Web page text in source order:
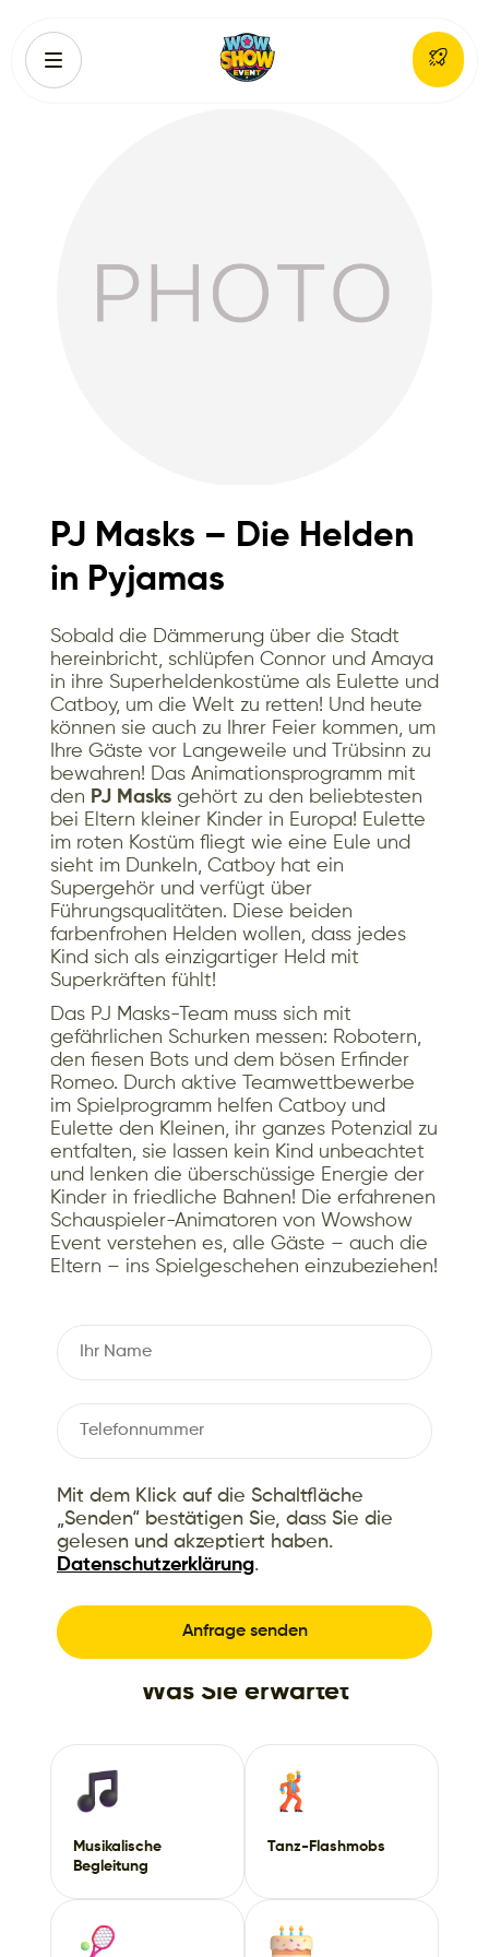
PJ Masks – Die Helden
in Pyjamas
Sobald die Dämmerung über die Stadt
hereinbricht, schlüpfen Connor und Amaya
in ihre Superheldenkostüme als Eulette und
Catboy, um die Welt zu retten! Und heute
können sie auch zu Ihrer Feier kommen, um
Ihre Gäste vor Langeweile und Trübsinn zu
bewahren! Das Animationsprogramm mit
den PJ Masks gehört zu den beliebtesten
bei Eltern kleiner Kinder in Europa! Eulette
im roten Kostüm fliegt wie eine Eule und
sieht im Dunkeln, Catboy hat ein
Supergehör und verfügt über
Führungsqualitäten. Diese beiden
farbenfrohen Helden wollen, dass jedes
Kind sich als einzigartiger Held mit
Superkräften fühlt!
Das PJ Masks-Team muss sich mit
gefährlichen Schurken messen: Robotern,
den fiesen Bots und dem bösen Erfinder
Romeo. Durch aktive Teamwettbewerbe
im Spielprogramm helfen Catboy und
Eulette den Kleinen, ihr ganzes Potenzial zu
entfalten, sie lassen kein Kind unbeachtet
und lenken die überschüssige Energie der
Kinder in friedliche Bahnen! Die erfahrenen
Schauspieler-Animatoren von Wowshow
Event verstehen es, alle Gäste – auch die
Eltern – ins Spielgeschehen einzubeziehen!
Mit dem Klick auf die Schaltfläche
„Senden“ bestätigen Sie, dass Sie die
gelesen und akzeptiert haben.
Datenschutzerklärung.
Was Sie erwartet
Musikalische
Begleitung
Tanz-Flashmobs